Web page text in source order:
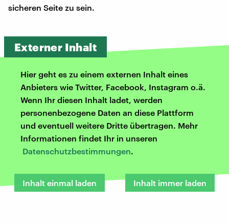
sicheren Seite zu sein.
Externer Inhalt
Hier geht es zu einem externen Inhalt eines
Anbieters wie Twitter, Facebook, Instagram o.ä.
Wenn Ihr diesen Inhalt ladet, werden
personenbezogene Daten an diese Plattform
und eventuell weitere Dritte übertragen. Mehr
Informationen findet Ihr in unseren
Datenschutzbestimmungen.
Inhalt einmal laden Inhalt immer laden